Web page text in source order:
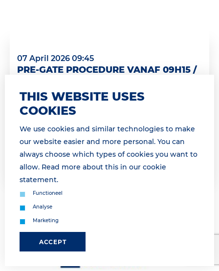
07 April 2026 09:45
PRE-GATE PROCEDURE VANAF 09H15 /
* For English see below * Geachte relatie,
Momenteel maken wij gebruik van de pre-gate
procedure. Wij informeren u zodra de pre-gate
procedure is opgeheven. &...
Lees meer
THIS WEBSITE USES
COOKIES
We use cookies and similar technologies to make
our website easier and more personal. You can
always choose which types of cookies you want to
allow. Read more about this in our cookie
statement.
Functioneel
Analyse
Marketing
ACCEPT